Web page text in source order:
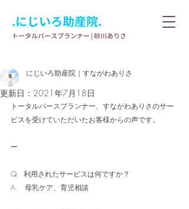
​トータルバースプランナー | 砂川ありさ
.にじいろ助産院.
にじいろ助産院｜すながわありさ
更新日： 2021年7月18日
トータルバースプランナー、すながわありさのサー
ビスを受けていただいたお客様からの声です。
ー
Q.  利用されたサービスは何ですか？
A.   母乳ケア、育児相談